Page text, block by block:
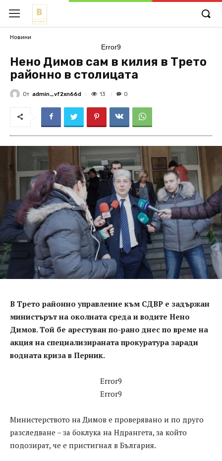
Новини
Error9
Нено Димов сам в килия в Трето
районно в столицата
От admin_vf2xn66d 13 0
В Трето районно управление към СДВР е задържан
министърът на околната среда и водите Нено
Димов. Той бе арестуван по-рано днес по време на
акция на специализираната прокуратура заради
водната криза в Перник.
Error9
Error9
Министерството на Димов е проверявано и по друго
разследване – за боклука на Ндрангета, за който
подозират, че е пристигнал в България.